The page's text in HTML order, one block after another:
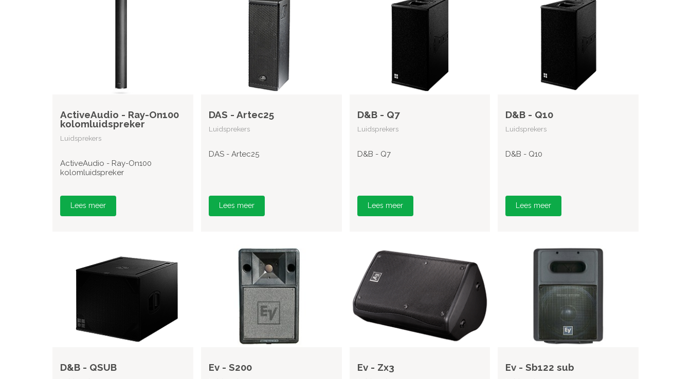
ActiveAudio - Ray-On100
kolomluidspreker
Luidsprekers
ActiveAudio - Ray-On100
kolomluidspreker
Lees meer
DAS - Artec25
Luidsprekers
DAS - Artec25
Lees meer
D&B - Q7
Luidsprekers
D&B - Q7
Lees meer
D&B - Q10
Luidsprekers
D&B - Q10
Lees meer
D&B - QSUB Ev - S200 Ev - Zx3 Ev - Sb122 sub